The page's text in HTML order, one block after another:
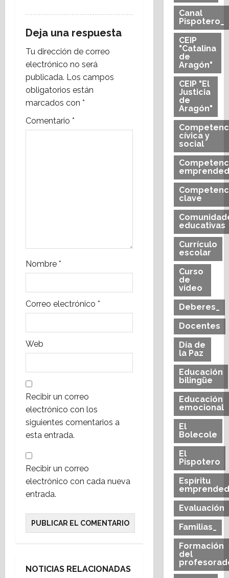
r
a
d
a
s
Deja una respuesta
Tu dirección de correo
electrónico no será
publicada. Los campos
obligatorios están
marcados con *
Comentario *
Nombre *
Correo electrónico *
Web
Recibir un correo
electrónico con los
siguientes comentarios a
esta entrada.
Recibir un correo
electrónico con cada nueva
entrada.
NOTICIAS RELACIONADAS
Educación Infantil
Canal
Pispotero_
CEIP
"Catalina
de
Aragón"
CEIP "El
Justicia
de
Aragón"
cívica y
social
clave
educativas
Currículo
escolar
Curso
de
vídeo
Deberes_
Docentes
Día de
la Paz
Educación
bilingüe
Educación
emocional
El
Bolecole
El
Pispotero
Espíritu
Evaluación
Familias_
Formación
del